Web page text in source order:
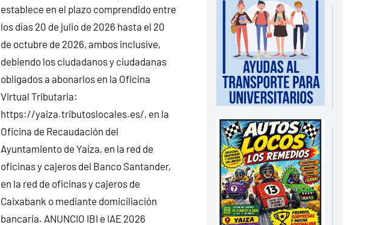
establece en el plazo comprendido entre
los días 20 de julio de 2026 hasta el 20
de octubre de 2026, ambos inclusive,
debiendo los ciudadanos y ciudadanas
obligados a abonarlos en la Oficina
Virtual Tributaria:
https://yaiza.tributoslocales.es/, en la
Oficina de Recaudación del
Ayuntamiento de Yaiza, en la red de
oficinas y cajeros del Banco Santander,
en la red de oficinas y cajeros de
Caixabank o mediante domiciliación
bancaria. ANUNCIO IBI e IAE 2026